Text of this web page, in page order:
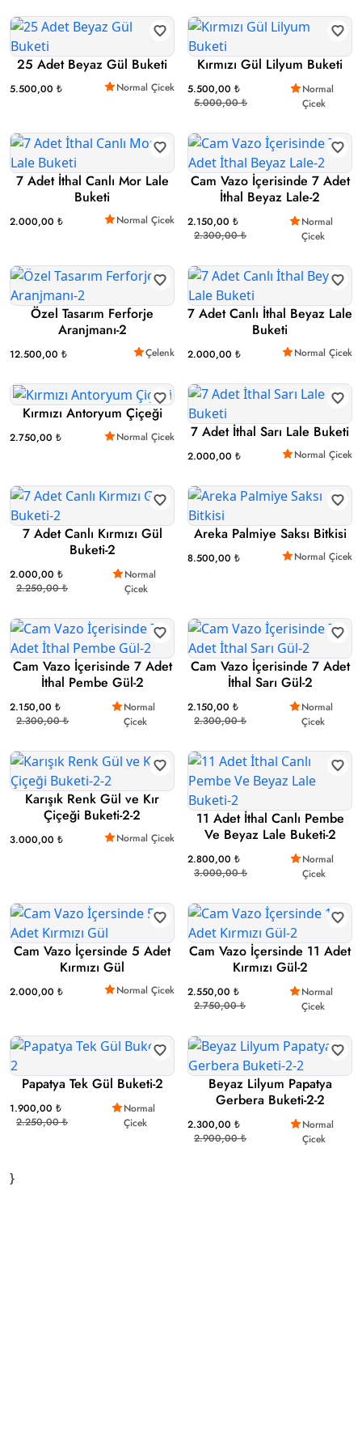
25 Adet Beyaz Gül Buketi
5.500,00 ₺ Normal Çicek
Kırmızı Gül Lilyum Buketi
5.500,00 ₺
5.000,00 ₺
Normal
Çicek
7 Adet İthal Canlı Mor Lale
Buketi
2.000,00 ₺ Normal Çicek
Cam Vazo İçerisinde 7 Adet
İthal Beyaz Lale-2
2.150,00 ₺
2.300,00 ₺
Normal
Çicek
Özel Tasarım Ferforje
Aranjmanı-2
12.500,00 ₺ Çelenk
7 Adet Canlı İthal Beyaz Lale
Buketi
2.000,00 ₺ Normal Çicek
Kırmızı Antoryum Çiçeği
2.750,00 ₺ Normal Çicek 7 Adet İthal Sarı Lale Buketi
2.000,00 ₺ Normal Çicek
7 Adet Canlı Kırmızı Gül
Buketi-2
2.000,00 ₺
2.250,00 ₺
Normal
Çicek
Areka Palmiye Saksı Bitkisi
8.500,00 ₺ Normal Çicek
Cam Vazo İçerisinde 7 Adet
İthal Pembe Gül-2
2.150,00 ₺
2.300,00 ₺
Normal
Çicek
Cam Vazo İçerisinde 7 Adet
İthal Sarı Gül-2
2.150,00 ₺
2.300,00 ₺
Normal
Çicek
Karışık Renk Gül ve Kır
Çiçeği Buketi-2-2
3.000,00 ₺ Normal Çicek
11 Adet İthal Canlı Pembe
Ve Beyaz Lale Buketi-2
2.800,00 ₺
3.000,00 ₺
Normal
Çicek
Cam Vazo İçersinde 5 Adet
Kırmızı Gül
2.000,00 ₺ Normal Çicek
Cam Vazo İçersinde 11 Adet
Kırmızı Gül-2
2.550,00 ₺
2.750,00 ₺
Normal
Çicek
Papatya Tek Gül Buketi-2
1.900,00 ₺
2.250,00 ₺
Normal
Çicek
Beyaz Lilyum Papatya
Gerbera Buketi-2-2
2.300,00 ₺
2.900,00 ₺
Normal
Çicek
}